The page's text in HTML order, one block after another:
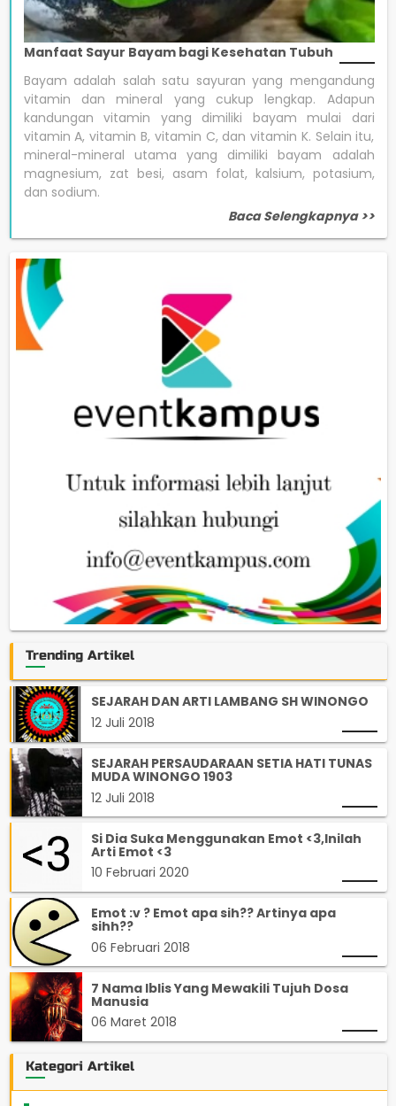
Manfaat Sayur Bayam bagi Kesehatan Tubuh
Bayam adalah salah satu sayuran yang mengandung
vitamin dan mineral yang cukup lengkap. Adapun
kandungan vitamin yang dimiliki bayam mulai dari
vitamin A, vitamin B, vitamin C, dan vitamin K. Selain itu,
mineral-mineral utama yang dimiliki bayam adalah
magnesium, zat besi, asam folat, kalsium, potasium,
dan sodium.
Baca Selengkapnya >>
Trending Artikel
SEJARAH DAN ARTI LAMBANG SH WINONGO
12 Juli 2018
SEJARAH PERSAUDARAAN SETIA HATI TUNAS
MUDA WINONGO 1903
12 Juli 2018
Si Dia Suka Menggunakan Emot <3,Inilah
Arti Emot <3
10 Februari 2020
Emot :v ? Emot apa sih?? Artinya apa
sihh??
06 Februari 2018
7 Nama Iblis Yang Mewakili Tujuh Dosa
Manusia
06 Maret 2018
Kategori Artikel